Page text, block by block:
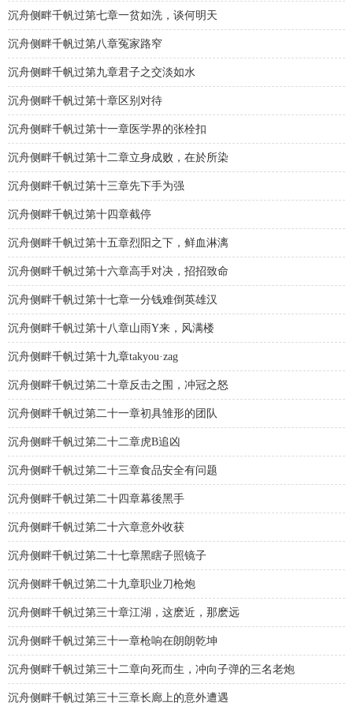
沉舟侧畔千帆过第七章一贫如洗，谈何明天
沉舟侧畔千帆过第八章冤家路窄
沉舟侧畔千帆过第九章君子之交淡如水
沉舟侧畔千帆过第十章区别对待
沉舟侧畔千帆过第十一章医学界的张栓扣
沉舟侧畔千帆过第十二章立身成败，在於所染
沉舟侧畔千帆过第十三章先下手为强
沉舟侧畔千帆过第十四章截停
沉舟侧畔千帆过第十五章烈阳之下，鲜血淋漓
沉舟侧畔千帆过第十六章高手对决，招招致命
沉舟侧畔千帆过第十七章一分钱难倒英雄汉
沉舟侧畔千帆过第十八章山雨Y来，风满楼
沉舟侧畔千帆过第十九章takyou·zag
沉舟侧畔千帆过第二十章反击之围，冲冠之怒
沉舟侧畔千帆过第二十一章初具雏形的团队
沉舟侧畔千帆过第二十二章虎B追凶
沉舟侧畔千帆过第二十三章食品安全有问题
沉舟侧畔千帆过第二十四章幕後黑手
沉舟侧畔千帆过第二十六章意外收获
沉舟侧畔千帆过第二十七章黑瞎子照镜子
沉舟侧畔千帆过第二十九章职业刀枪炮
沉舟侧畔千帆过第三十章江湖，这麽近，那麽远
沉舟侧畔千帆过第三十一章枪响在朗朗乾坤
沉舟侧畔千帆过第三十二章向死而生，冲向子弹的三名老炮
沉舟侧畔千帆过第三十三章长廊上的意外遭遇